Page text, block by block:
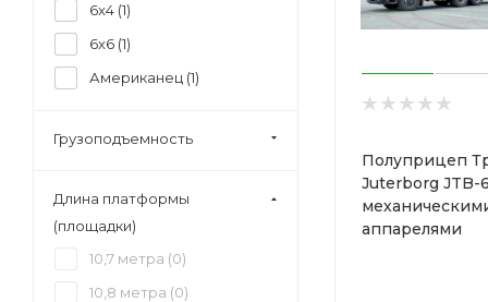
Полуприцеп
Juterborg JTB-
аппарелями
6x4 (1)
6x6 (1)
Американец (1)
Грузоподъемность
Длина платформы
(площадки)
10,7 метра (0)
10,8 метра (0)